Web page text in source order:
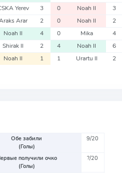
Yerev 3 0 Noah II 3
Arar 2 0 Noah II 2
Noah II 4 0 Mika 4
Shirak II 2 4 Noah II 6
Noah II 1 1 Urartu II 2
Обе забили
(Голы)
9/20
получили очко
(Голы)
?/20